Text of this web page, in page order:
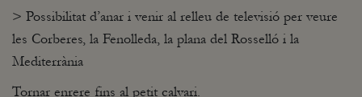
> Possibilitat d’anar i venir al relleu de televisió per veure
les Corberes, la Fenolleda, la plana del Rosselló i la
Mediterrània
Tornar enrere fins al petit calvari.